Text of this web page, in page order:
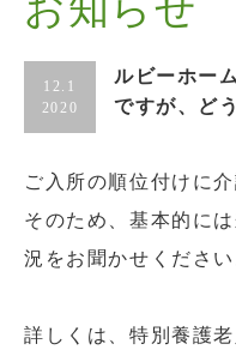
お知らせ
12.1
2020
ルビーホー
ですが、ど
ご入所の順位付けに
そのため、基本的に
況をお聞かせください
詳しくは、特別養護